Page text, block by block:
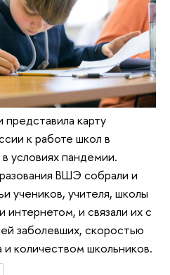
карту
к работе школ в
условиях пандемии.
ВШЭ собрали и
учеников, учителя, школы
и связали их с
заболевших, скоростью
количеством школьников.